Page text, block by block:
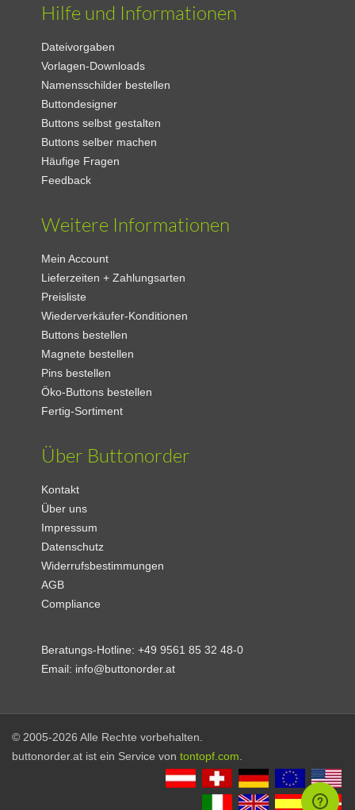
Hilfe und Informationen
Dateivorgaben
Vorlagen-Downloads
Namensschilder bestellen
Buttondesigner
Buttons selbst gestalten
Buttons selber machen
Häufige Fragen
Feedback
Weitere Informationen
Mein Account
Lieferzeiten + Zahlungsarten
Preisliste
Wiederverkäufer-Konditionen
Buttons bestellen
Magnete bestellen
Pins bestellen
Öko-Buttons bestellen
Fertig-Sortiment
Über Buttonorder
Kontakt
Über uns
Impressum
Datenschutz
Widerrufsbestimmungen
AGB
Compliance
Beratungs-Hotline:+49 9561 85 32 48-0
Email: info@buttonorder.at
© 2005-2026 Alle Rechte vorbehalten.
buttonorder.at ist ein Service von tontopf.com.